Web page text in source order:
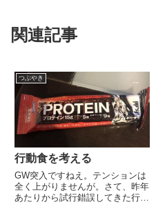
関連記事
つぶやき
行動食を考える
GW突入ですねえ。テンションは
全く上がりませんが。さて、昨年
あたりから試行錯誤してきた行動